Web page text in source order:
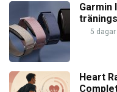
Garmin
5
Heart